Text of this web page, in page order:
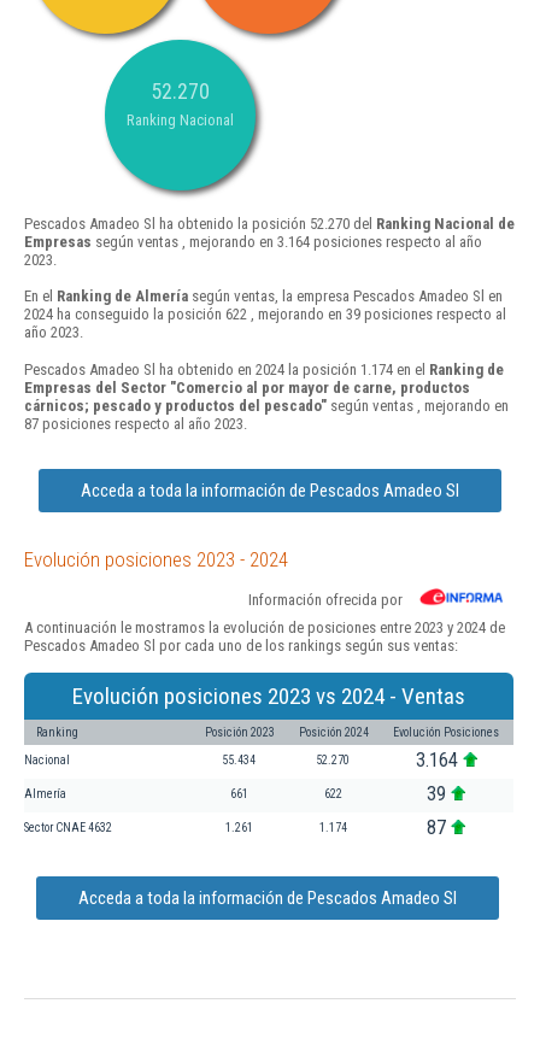
52.270
Ranking Nacional
Pescados Amadeo Sl ha obtenido la posición 52.270 del Ranking Nacional de
Empresas según ventas , mejorando en 3.164 posiciones respecto al año
2023.
En el Ranking de Almería según ventas, la empresa Pescados Amadeo Sl en
2024 ha conseguido la posición 622 , mejorando en 39 posiciones respecto al
año 2023.
Pescados Amadeo Sl ha obtenido en 2024 la posición 1.174 en el Ranking de
Empresas del Sector "Comercio al por mayor de carne, productos
cárnicos; pescado y productos del pescado" según ventas , mejorando en
87 posiciones respecto al año 2023.
Acceda a toda la información de Pescados Amadeo Sl
Evolución posiciones 2023 - 2024
Información ofrecida por
A continuación le mostramos la evolución de posiciones entre 2023 y 2024 de
Pescados Amadeo Sl por cada uno de los rankings según sus ventas:
Evolución posiciones 2023 vs 2024 - Ventas
Ranking Posición 2023 Posición 2024 Evolución Posiciones
Nacional 55.434 52.270 3.164
Almería 661 622 39
Sector CNAE 4632 1.261 1.174 87
Acceda a toda la información de Pescados Amadeo Sl